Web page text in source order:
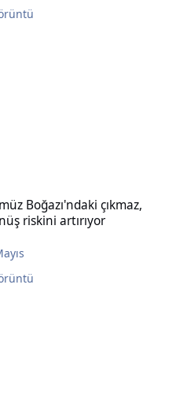
Boğazı'ndaki çıkmaz,
riskini artırıyor